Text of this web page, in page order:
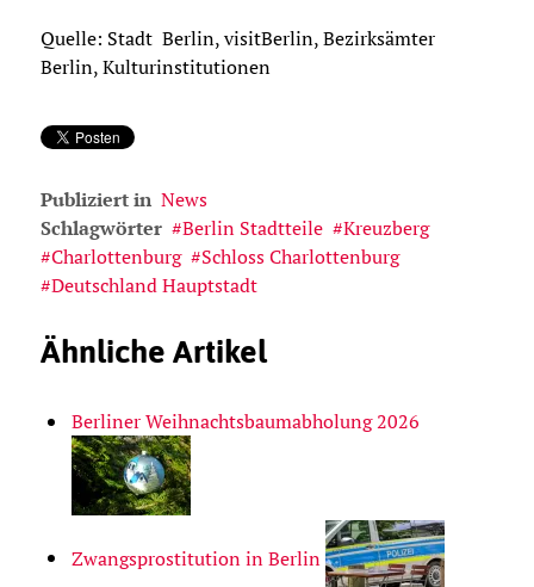
Quelle: Stadt Berlin, visitBerlin, Bezirksämter
Berlin, Kulturinstitutionen
Publiziert in News
Schlagwörter
Berlin Stadtteile
Kreuzberg
Charlottenburg
Schloss Charlottenburg
Deutschland Hauptstadt
Ähnliche Artikel
Berliner Weihnachtsbaumabholung 2026
Zwangsprostitution in Berlin